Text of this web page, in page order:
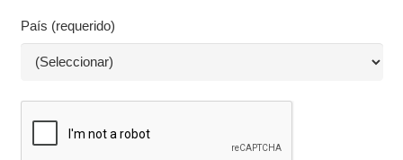
País (requerido)